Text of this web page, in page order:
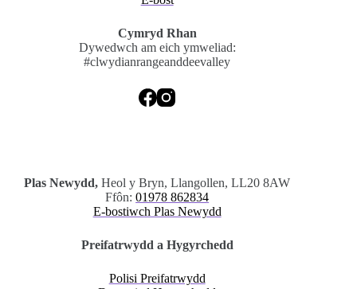
Cymryd Rhan
Dywedwch am eich ymweliad:
#clwydianrangeanddeevalley
Plas Newydd, Heol y Bryn, Llangollen, LL20 8AW
Ffôn:01978 862834
E-bostiwch Plas Newydd
Preifatrwydd a Hygyrchedd
Polisi Preifatrwydd